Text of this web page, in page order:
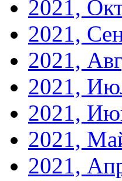
2021,
2021,
2021,
2021,
2021,
2021,
2021,